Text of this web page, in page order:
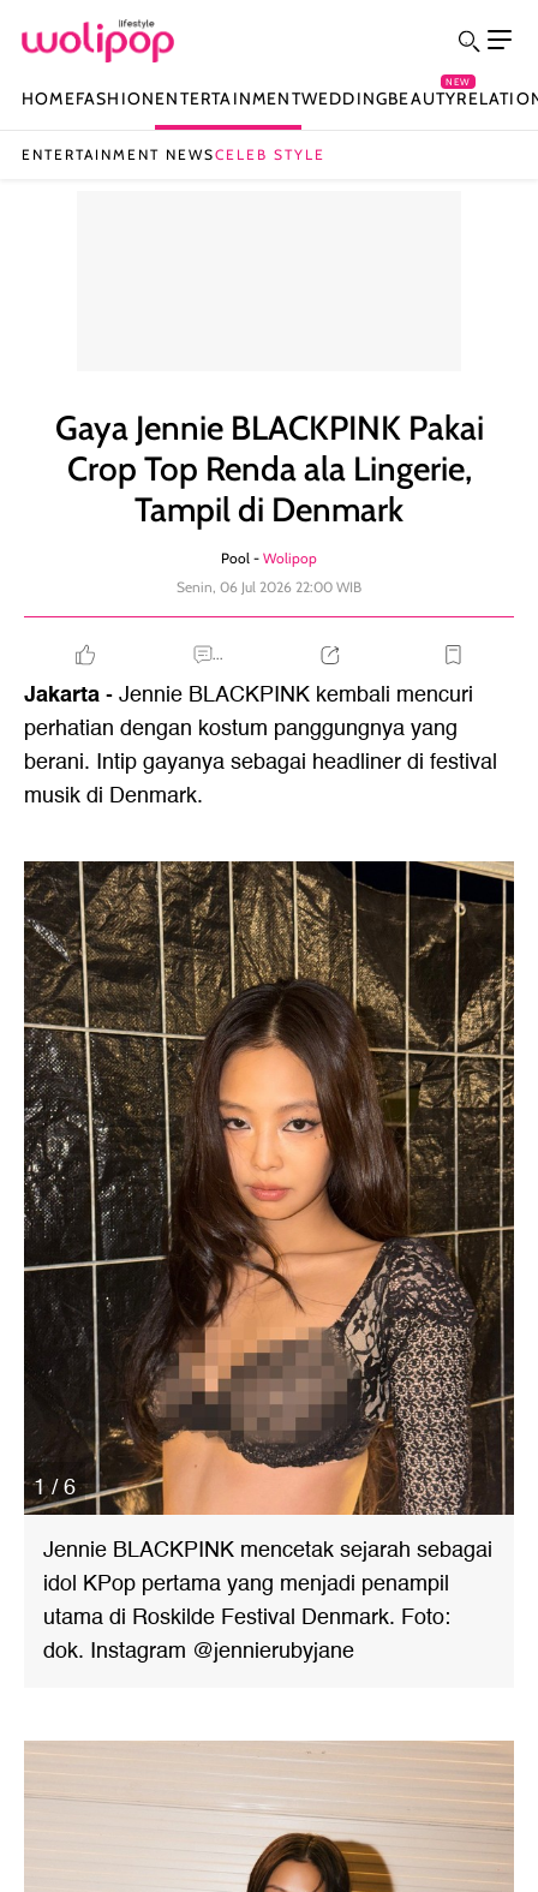
HOMEFASHIONENTERTAINMENTWEDDINGBEAUTY
NEW
ENTERTAINMENT NEWSCELEB STYLE
Gaya Jennie BLACKPINK Pakai
Crop Top Renda ala Lingerie,
Tampil di Denmark
Pool - Wolipop
Senin, 06 Jul 2026 22:00 WIB
...
Jakarta- Jennie BLACKPINK kembali mencuri
perhatian dengan kostum panggungnya yang
berani. Intip gayanya sebagai headliner di festival
musik di Denmark.
1 / 6
Jennie BLACKPINK mencetak sejarah sebagai
idol KPop pertama yang menjadi penampil
utama di Roskilde Festival Denmark. Foto:
dok. Instagram @jennierubyjane